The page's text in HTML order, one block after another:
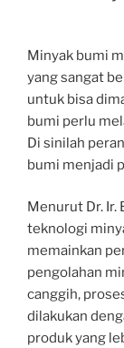
Minyak bumi
yang sangat
untuk bisa
bumi perlu
Di sinilah
bumi menjadi
Menurut Dr. Ir.
teknologi
memainkan
pengolahan
canggih,
dilakukan
produk yang